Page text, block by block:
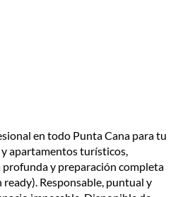
en todo Punta Cana para tu
apartamentos turísticos,
profunda y preparación completa
Responsable, puntual y